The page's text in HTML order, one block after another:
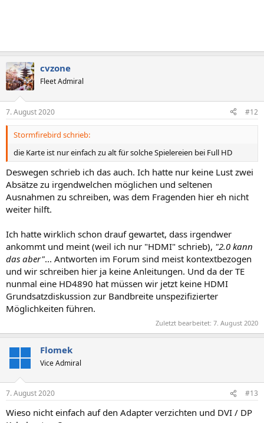
cvzone
Fleet Admiral
7. August 2020 #12
Stormfirebird schrieb:
die Karte ist nur einfach zu alt für solche Spielereien bei Full HD
Deswegen schrieb ich das auch. Ich hatte nur keine Lust zwei
Absätze zu irgendwelchen möglichen und seltenen
Ausnahmen zu schreiben, was dem Fragenden hier eh nicht
weiter hilft.
Ich hatte wirklich schon drauf gewartet, dass irgendwer
ankommt und meint (weil ich nur "HDMI" schrieb), "2.0 kann
das aber"... Antworten im Forum sind meist kontextbezogen
und wir schreiben hier ja keine Anleitungen. Und da der TE
nunmal eine HD4890 hat müssen wir jetzt keine HDMI
Grundsatzdiskussion zur Bandbreite unspezifizierter
Möglichkeiten führen.
Zuletzt bearbeitet: 7. August 2020
Flomek
Vice Admiral
7. August 2020 #13
Wieso nicht einfach auf den Adapter verzichten und DVI / DP